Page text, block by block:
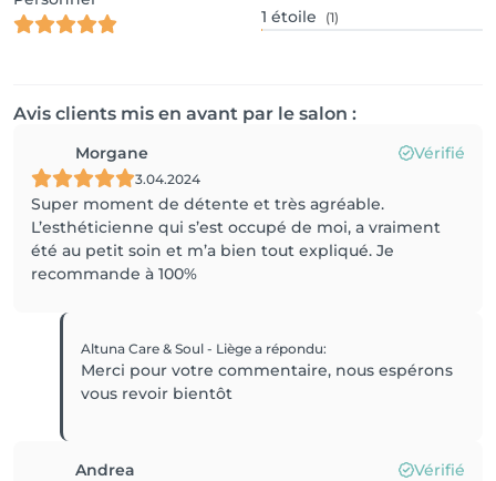
1 étoile (1)
Avis clients mis en avant par le salon :
Morgane Vérifié
3.04.2024
Super moment de détente et très agréable.
L’esthéticienne qui s’est occupé de moi, a vraiment
été au petit soin et m’a bien tout expliqué. Je
recommande à 100%
Altuna Care & Soul - Liègea répondu:
Merci pour votre commentaire, nous espérons
vous revoir bientôt
Andrea Vérifié